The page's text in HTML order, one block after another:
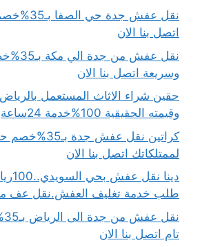
نقل عفش جدة
اتصل بنا الان
نقل عفش
وسريعة اتصل بنا الان
حقين شراء الاثاث المستعمل
وقيمته الحقيقية 100%خدمة 24ساعة
كراتين نقل عفش
لممتلكاتك اتصل بنا الان
دينا
طلب خدمة تغليف العفش.نقل عف
تام اتصل بنا الان